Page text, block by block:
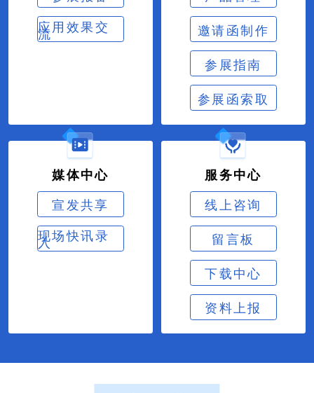
应用效果交
流
邀请函制作
参展指南
参展函索取
媒体中心
宣发共享
现场快讯录
入
服务中心
线上咨询
留言板
下载中心
资料上报